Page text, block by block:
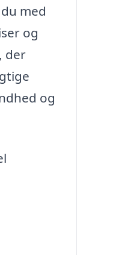
med
og
der
og